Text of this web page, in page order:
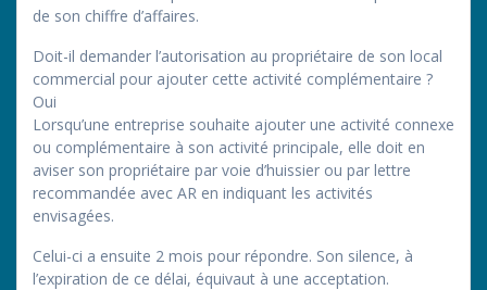
de son chiffre d’affaires.
Doit-il demander l’autorisation au propriétaire de son local
commercial pour ajouter cette activité complémentaire ?
Oui
Lorsqu’une entreprise souhaite ajouter une activité connexe
ou complémentaire à son activité principale, elle doit en
aviser son propriétaire par voie d’huissier ou par lettre
recommandée avec AR en indiquant les activités
envisagées.
Celui-ci a ensuite 2 mois pour répondre. Son silence, à
l’expiration de ce délai, équivaut à une acceptation.